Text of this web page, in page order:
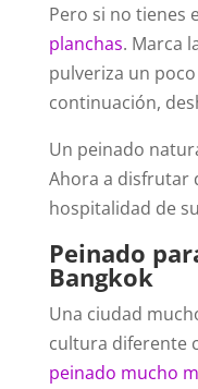
Pero si no tienes
planchas. Marca
pulveriza un
continuación,
Un peinado
Ahora a disfrutar
hospitalidad de
Peinado
Bangkok
Una ciudad
cultura diferente
peinado mucho